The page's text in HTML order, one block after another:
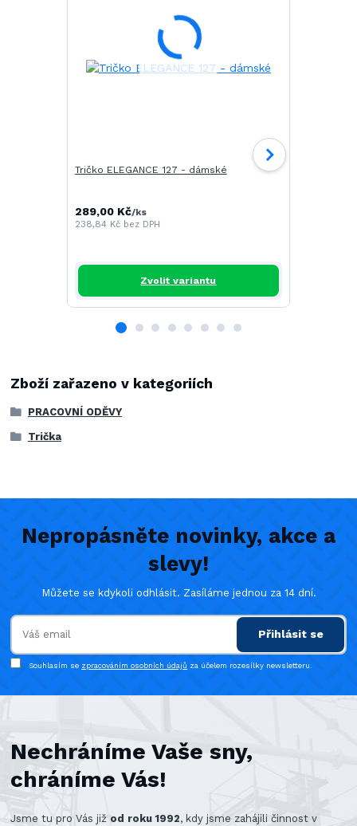
Tričko ELEGANCE 127 - dámské
289,00 Kč/ks
238,84 Kč bez DPH
Zvolit variantu
Zboží zařazeno v kategoriích
PRACOVNÍ ODĚVY
Trička
Nepropásněte novinky, akce a
slevy!
Můžete se kdykoli odhlásit. Zasíláme jednou za 14 dní.
Přihlásit se
Souhlasím se zpracováním osobních údajů za účelem rozesílky newsletteru.
Nechráníme Vaše sny,
chráníme Vás!
Jsme tu pro Vás již od roku 1992, kdy jsme zahájili činnost v